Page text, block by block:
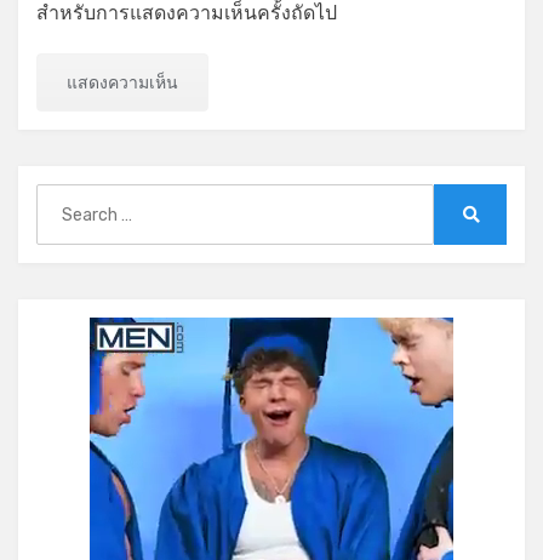
สำหรับการแสดงความเห็นครั้งถัดไป
for: